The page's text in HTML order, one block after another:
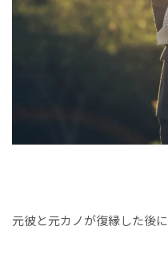
元彼と元カノが復縁した後に